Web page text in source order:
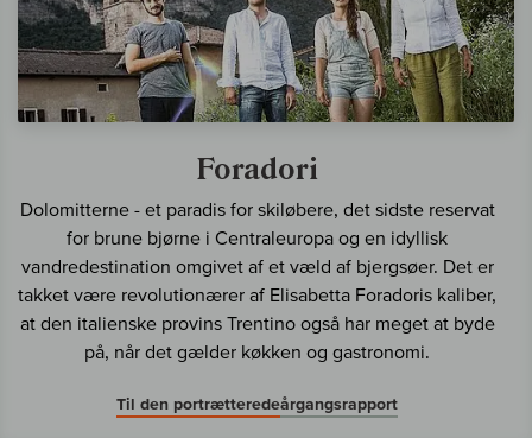
Foradori
Dolomitterne - et paradis for skiløbere, det sidste reservat
for brune bjørne i Centraleuropa og en idyllisk
vandredestination omgivet af et væld af bjergsøer. Det er
takket være revolutionærer af Elisabetta Foradoris kaliber,
at den italienske provins Trentino også har meget at byde
på, når det gælder køkken og gastronomi.
Til den portrætteredeårgangsrapport